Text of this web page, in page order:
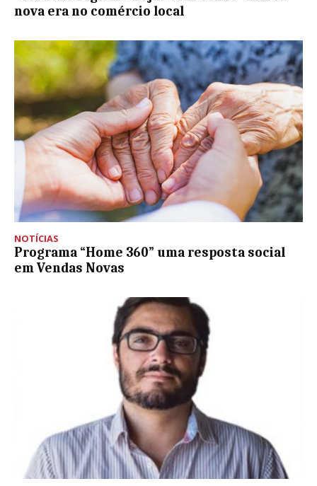
nova era no comércio local
NOTÍCIAS
Programa “Home 360” uma resposta social
em Vendas Novas